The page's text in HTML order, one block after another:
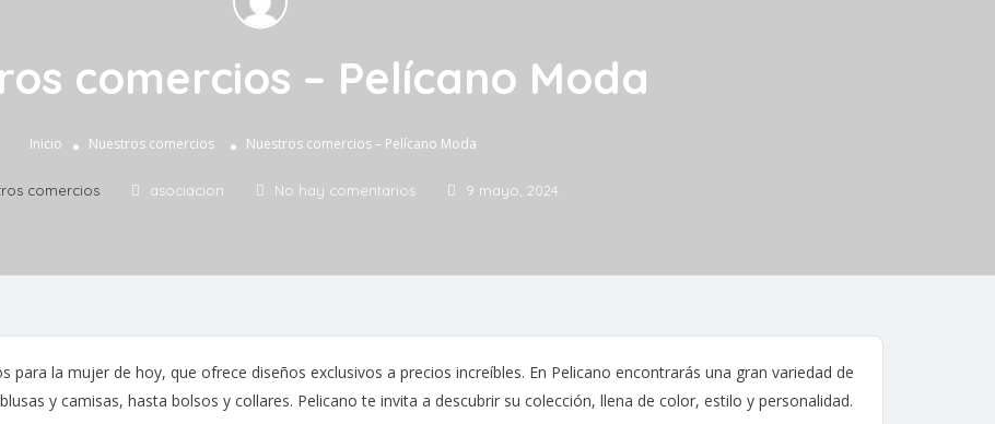
comercios – Pelícano Moda
Inicio Nuestros comercios Nuestros comercios – Pelícano Moda
comercios asociacion No hay comentarios 9 mayo, 2024
para la mujer de hoy, que ofrece diseños exclusivos a precios increíbles. En Pelicano encontrarás una gran variedad de
y camisas, hasta bolsos y collares. Pelicano te invita a descubrir su colección, llena de color, estilo y personalidad.